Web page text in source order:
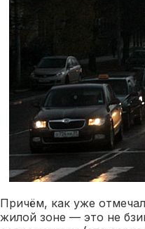
Причём, как уже
жилой зоне — это не